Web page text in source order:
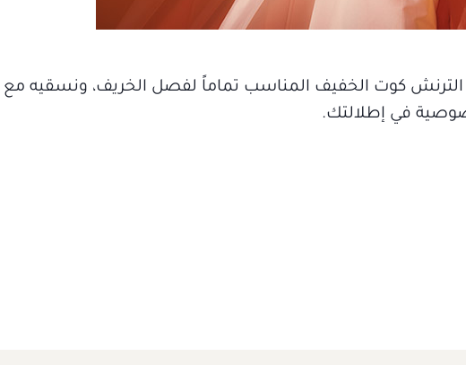
كوت الخفيف المناسب تماماً لفصل الخريف، ونسقيه مع
في إطلالتك.